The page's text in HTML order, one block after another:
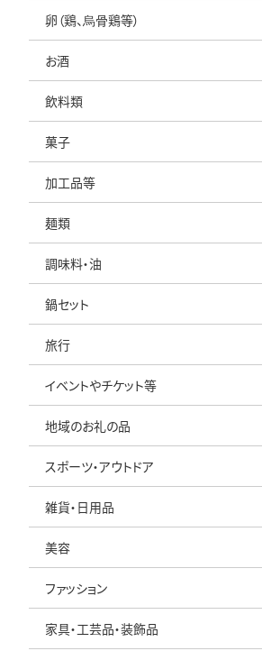
卵（鶏、烏骨鶏等）
お酒
飲料類
菓子
加工品等
麺類
調味料・油
鍋セット
旅行
イベントやチケット等
地域のお礼の品
スポーツ・アウトドア
雑貨・日用品
美容
ファッション
家具・工芸品・装飾品